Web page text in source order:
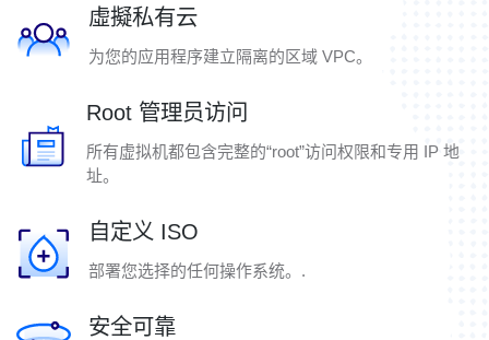
虛擬私有云
为您的应用程序建立隔离的区域 VPC。
Root 管理员访问
所有虚拟机都包含完整的“root”访问权限和专用 IP 地
址。
自定义 ISO
部署您选择的任何操作系统。.
安全可靠